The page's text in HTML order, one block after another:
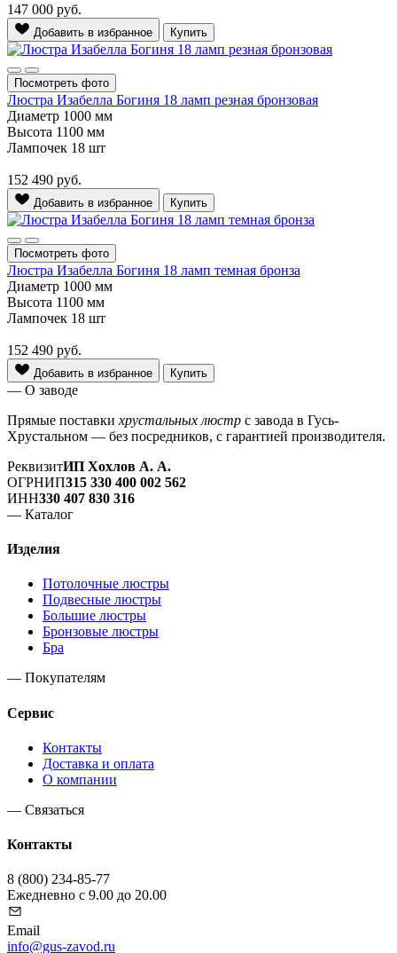
147 000 руб.
Добавить в избранное Купить
Посмотреть фото
Люстра Изабелла Богиня 18 ламп резная бронзовая
Диаметр 1000 мм
Высота 1100 мм
Лампочек 18 шт
152 490 руб.
Добавить в избранное Купить
Посмотреть фото
Люстра Изабелла Богиня 18 ламп темная бронза
Диаметр 1000 мм
Высота 1100 мм
Лампочек 18 шт
152 490 руб.
Добавить в избранное Купить
— О заводе
Прямые поставки хрустальных люстр с завода в Гусь-
Хрустальном — без посредников, с гарантией производителя.
РеквизитИП Хохлов А. А.
ОГРНИП315 330 400 002 562
ИНН330 407 830 316
— Каталог
Изделия
Потолочные люстры
Подвесные люстры
Большие люстры
Бронзовые люстры
Бра
— Покупателям
Сервис
Контакты
Доставка и оплата
О компании
— Связаться
Контакты
8 (800) 234-85-77
Ежедневно с 9.00 до 20.00
Email
info@gus-zavod.ru